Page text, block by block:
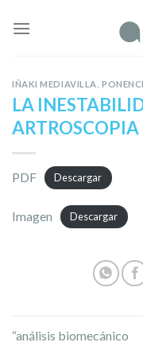
IÑAKI MEDIAVILLA ,
LA
PDF Descargar
Imagen Descargar
“análisis biomecánico